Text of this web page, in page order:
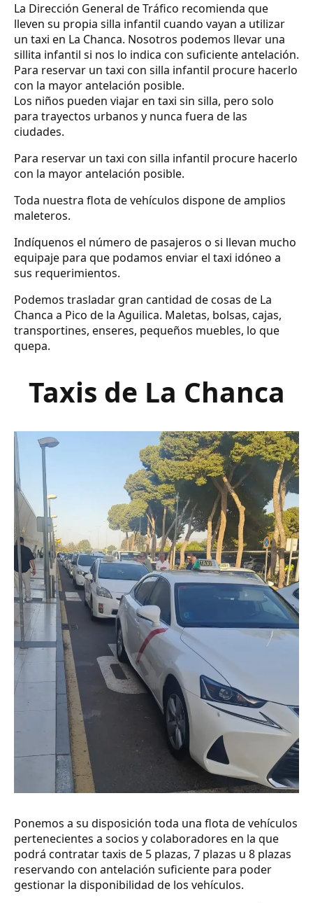
La Dirección General de Tráfico recomienda que
lleven su propia silla infantil cuando vayan a utilizar
un taxi en La Chanca. Nosotros podemos llevar una
sillita infantil si nos lo indica con suficiente antelación.
Para reservar un taxi con silla infantil procure hacerlo
con la mayor antelación posible.
Los niños pueden viajar en taxi sin silla, pero solo
para trayectos urbanos y nunca fuera de las
ciudades.
Para reservar un taxi con silla infantil procure hacerlo
con la mayor antelación posible.
Toda nuestra flota de vehículos dispone de amplios
maleteros.
Indíquenos el número de pasajeros o si llevan mucho
equipaje para que podamos enviar el taxi idóneo a
sus requerimientos.
Podemos trasladar gran cantidad de cosas de La
Chanca a Pico de la Aguilica. Maletas, bolsas, cajas,
transportines, enseres, pequeños muebles, lo que
quepa.
Taxis de La Chanca
Ponemos a su disposición toda una flota de vehículos
pertenecientes a socios y colaboradores en la que
podrá contratar taxis de 5 plazas, 7 plazas u 8 plazas
reservando con antelación suficiente para poder
gestionar la disponibilidad de los vehículos.